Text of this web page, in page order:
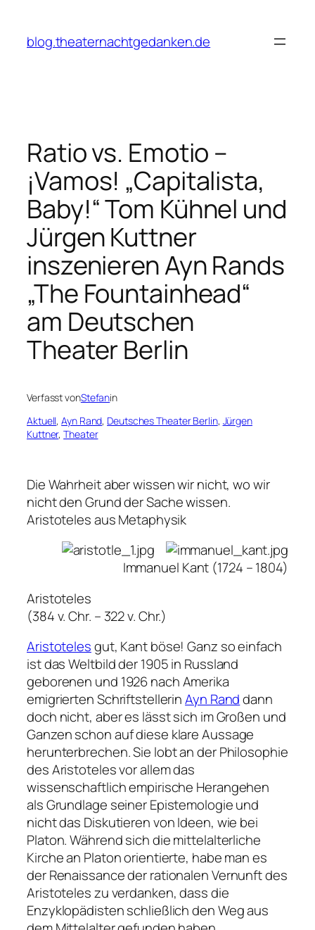
springen
blog.theaternachtgedanken.de
Ratio vs. Emotio –
¡Vamos! „Capitalista,
Baby!“ Tom Kühnel und
Jürgen Kuttner
inszenieren Ayn Rands
„The Fountainhead“
am Deutschen
Theater Berlin
Verfasst vonStefanin
Aktuell, Ayn Rand, Deutsches Theater Berlin, Jürgen
Kuttner, Theater
Die Wahrheit aber wissen wir nicht, wo wir
nicht den Grund der Sache wissen.
Aristoteles aus Metaphysik
Immanuel Kant (1724 – 1804)
Aristoteles
(384 v. Chr. – 322 v. Chr.)
Aristotelesgut, Kant böse! Ganz so einfach
ist das Weltbild der 1905 in Russland
geborenen und 1926 nach Amerika
emigrierten SchriftstellerinAyn Randdann
doch nicht, aber es lässt sich im Großen und
Ganzen schon auf diese klare Aussage
herunterbrechen. Sie lobt an der Philosophie
des Aristoteles vor allem das
wissenschaftlich empirische Herangehen
als Grundlage seiner Epistemologie und
nicht das Diskutieren von Ideen, wie bei
Platon. Während sich die mittelalterliche
Kirche an Platon orientierte, habe man es
der Renaissance der rationalen Vernunft des
Aristoteles zu verdanken, dass die
Enzyklopädisten schließlich den Weg aus